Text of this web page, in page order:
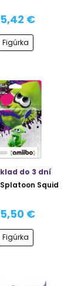
€
Figúrka
do 3 dní
Squid
€
Figúrka